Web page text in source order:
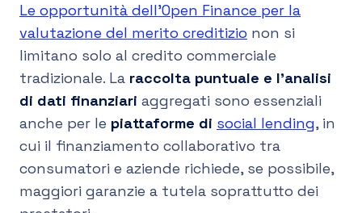
Le opportunità dell’Open Finance per la
valutazione del merito creditizio non si
limitano solo al credito commerciale
tradizionale. La raccolta puntuale e l’analisi
di dati finanziari aggregati sono essenziali
anche per le piattaforme di social lending, in
cui il finanziamento collaborativo tra
consumatori e aziende richiede, se possibile,
maggiori garanzie a tutela soprattutto dei